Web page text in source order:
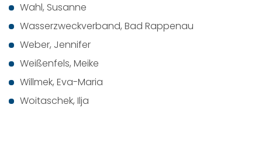
Wahl, Susanne
Wasserzweckverband, Bad Rappenau
Weber, Jennifer
Weißenfels, Meike
Willmek, Eva-Maria
Woitaschek, Ilja